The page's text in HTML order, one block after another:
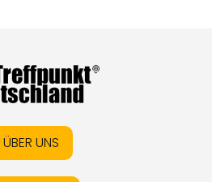
ÜBER UNS